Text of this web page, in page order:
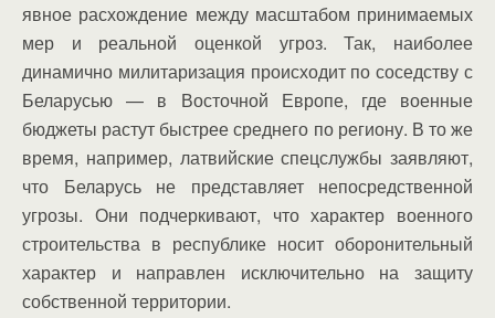
явное расхождение между масштабом принимаемых
мер и реальной оценкой угроз. Так, наиболее
динамично милитаризация происходит по соседству с
Беларусью — в Восточной Европе, где военные
бюджеты растут быстрее среднего по региону. В то же
время, например, латвийские спецслужбы заявляют,
что Беларусь не представляет непосредственной
угрозы. Они подчеркивают, что характер военного
строительства в республике носит оборонительный
характер и направлен исключительно на защиту
собственной территории.